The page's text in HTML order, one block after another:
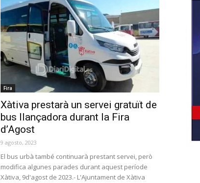
Fira
Xàtiva prestarà un servei gratuït de
bus llançadora durant la Fira
d’Agost
9 agosto, 2023
El bus urbà també continuarà prestant servei, però
modifica algunes parades durant aquest període
Xàtiva, 9d'agost de 2023.- L'Ajuntament de Xàtiva